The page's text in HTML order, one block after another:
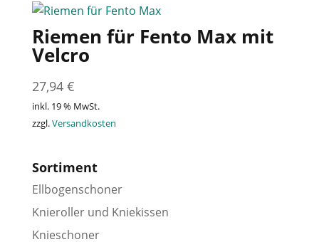
Riemen für Fento Max mit
Velcro
27,94 €
inkl. 19 % MwSt.
zzgl.Versandkosten
Sortiment
Ellbogenschoner
Knieroller und Kniekissen
Knieschoner